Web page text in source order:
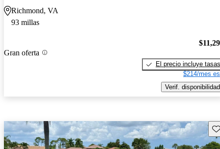
Richmond, VA
93 millas
Gran oferta
El precio incluye tasas
$214/mes
Verif. disponibilidad